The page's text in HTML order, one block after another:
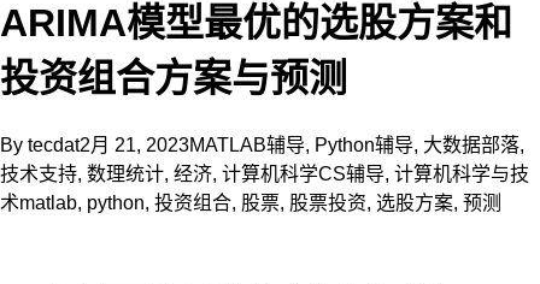
ARIMA模型最优的选股方案和
投资组合方案与预测
By tecdat2月 21, 2023MATLAB辅导, Python辅导, 大数据部落,
技术支持, 数理统计, 经济, 计算机科学CS辅导, 计算机科学与技
术matlab, python, 投资组合, 股票, 股票投资, 选股方案, 预测